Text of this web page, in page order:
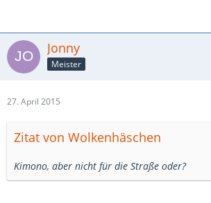
Jonny
Meister
27. April 2015
Zitat von Wolkenhäschen
Kimono, aber nicht für die Straße oder?